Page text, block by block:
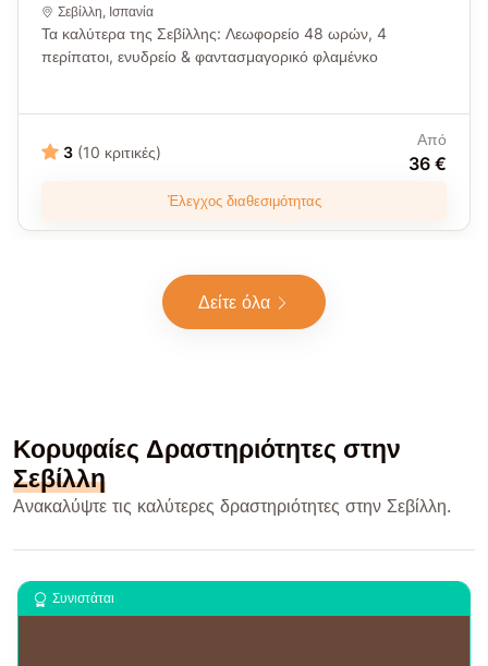
Σεβίλλη , Ισπανία
Τα καλύτερα της Σεβίλλης: Λεωφορείο 48 ωρών, 4
περίπατοι, ενυδρείο & φαντασμαγορικό φλαμένκο
3 (10 κριτικές)
Από
36 €
Έλεγχος διαθεσιμότητας
Δείτε όλα
Κορυφαίες Δραστηριότητες στην
Σεβίλλη
Ανακαλύψτε τις καλύτερες δραστηριότητες στην Σεβίλλη.
Συνιστάται